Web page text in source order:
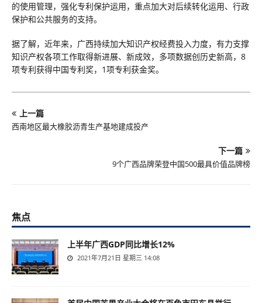
的使用管理，强化专利保护运用，重点加大对后续转化运用、行政
保护和公共服务的支持。
据了解，近年来，广西持续加大知识产权经费投入力度，有力支撑
知识产权各项工作取得新进展、新成效，多项数据创历史新高，8
项专利获得中国专利奖，1项专利获金奖。
上一篇
西南地区最大橡胶沥青生产基地建成投产
下一篇
9个广西品牌荣登中国500最具价值品牌榜
焦点
上半年广西GDP同比增长12%
2021年7月21日 星期三 14:08